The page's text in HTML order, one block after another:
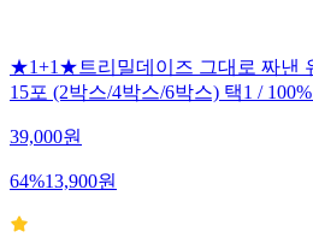
★1+1★트리밀데이즈 그대로 짜낸
15포 (2박스/4박스/6박스) 택1 /
39,000원
64%13,900원